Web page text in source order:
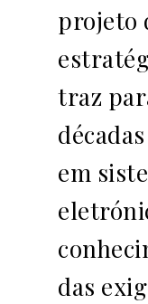
projeto
traz
em
das